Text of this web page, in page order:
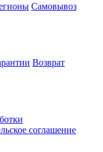
Самовывоз
Возврат
соглашение